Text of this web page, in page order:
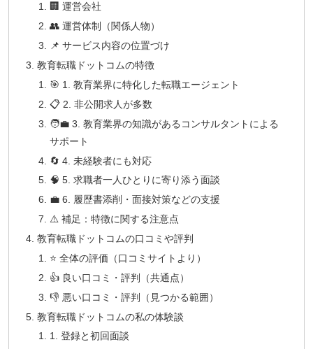
🏢 運営会社
👥 運営体制（関係人物）
📌 サービス内容の位置づけ
教育転職ドットコムの特徴
🎯 1. 教育業界に特化した転職エージェント
📋 2. 非公開求人が多数
🧑‍💼 3. 教育業界の知識があるコンサルタントによる
サポート
🔄 4. 未経験者にも対応
🧠 5. 求職者一人ひとりに寄り添う面談
💼 6. 履歴書添削・面接対策などの支援
⚠️ 補足：特徴に関する注意点
教育転職ドットコムの口コミや評判
⭐ 全体の評価（口コミサイトより）
👍 良い口コミ・評判（共通点）
👎 悪い口コミ・評判（見つかる範囲）
教育転職ドットコムの私の体験談
1. 登録と初回面談